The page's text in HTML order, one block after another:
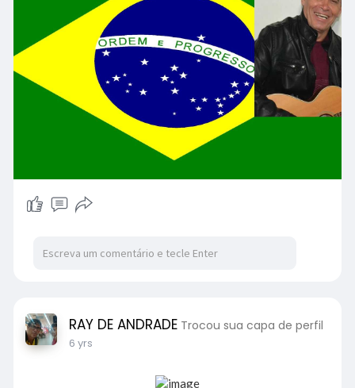
RAY DE ANDRADE Trocou sua capa de perfil
6 yrs